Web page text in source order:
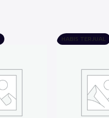
HABIS TERJUAL